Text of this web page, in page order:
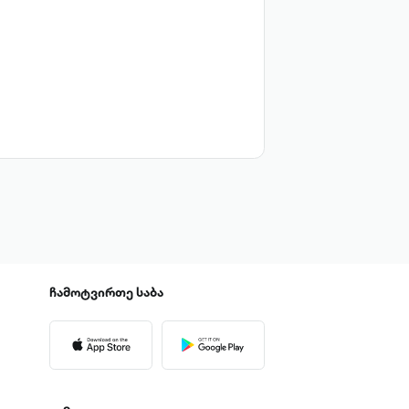
ჩამოტვირთესაბა